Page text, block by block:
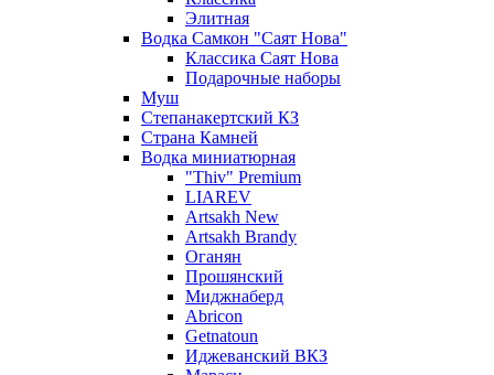
Элитная
Водка Самкон "Саят Нова"
Классика Саят Нова
Подарочные наборы
Муш
Степанакертский КЗ
Страна Камней
Водка миниатюрная
"Thiv" Premium
LIAREV
Artsakh New
Artsakh Brandy
Оганян
Прошянский
Миджнаберд
Abricon
Getnatoun
Иджеванский ВКЗ